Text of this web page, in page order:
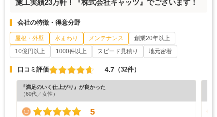
施工実績23万軒！『株式会社キャッツ』でございます！
会社の特徴・得意分野
屋根・外壁 水まわり メンテナンス
創業20年以上
10億円以上
1000件以上 スピード見積り 地元密着
口コミ評価 4.7 （32件）
『満足のいく仕上がり』が良かった
（60代／女性）
5